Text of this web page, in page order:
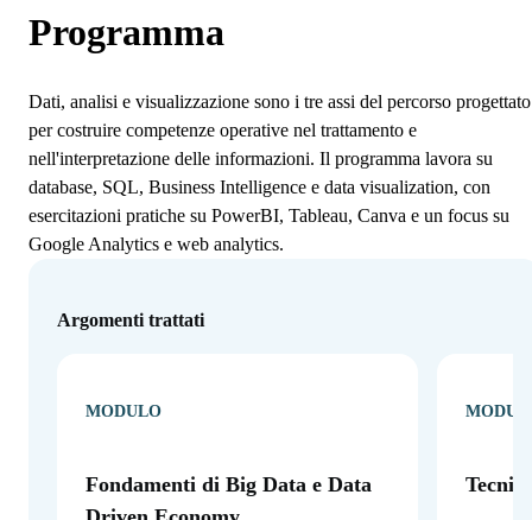
Programma
Dati, analisi e visualizzazione sono i tre assi del percorso progettato
per costruire competenze operative nel trattamento e
nell'interpretazione delle informazioni. Il programma lavora su
database, SQL, Business Intelligence e data visualization, con
esercitazioni pratiche su PowerBI, Tableau, Canva e un focus su
Google Analytics e web analytics.
Argomenti trattati
MODULO
Fondamenti di Big Data e Data